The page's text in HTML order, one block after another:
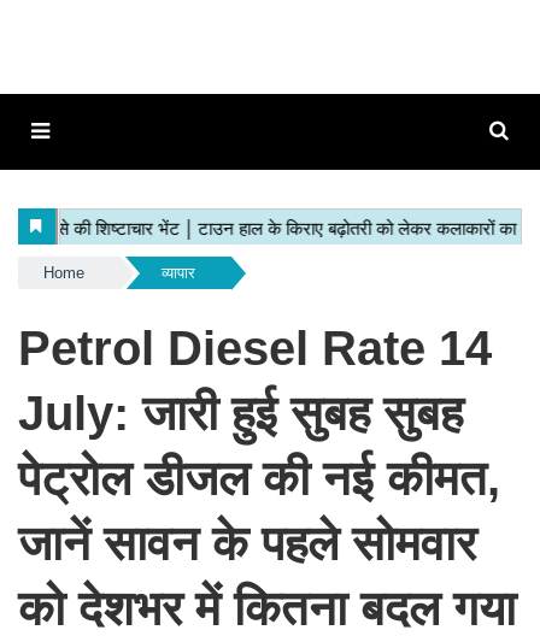
Home व्यापार
Petrol Diesel Rate 14
July: जारी हुई सुबह सुबह
पेट्रोल डीजल की नई कीमत,
जानें सावन के पहले सोमवार
को देशभर में कितना बदल गया